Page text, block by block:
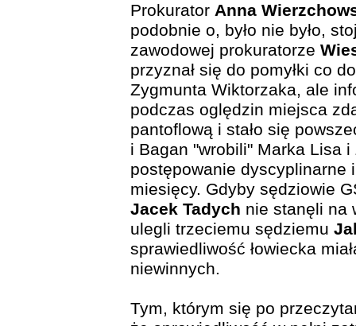
Prokurator Anna
podobnie o, było nie było,
zawodowej prokuratorze
przyznał się do pomyłki co
Zygmunta Wiktorzaka, ale
podczas oględzin miejsca
pantoflową i stało się
i Bagan "wrobili" Marka Lisa
postępowanie dyscyplinarne
miesięcy. Gdyby sędziowie
Jacek Tadych nie stanęli na
ulegli trzeciemu sędziemu
sprawiedliwość łowiecka
niewinnych.
Tym, którym się po